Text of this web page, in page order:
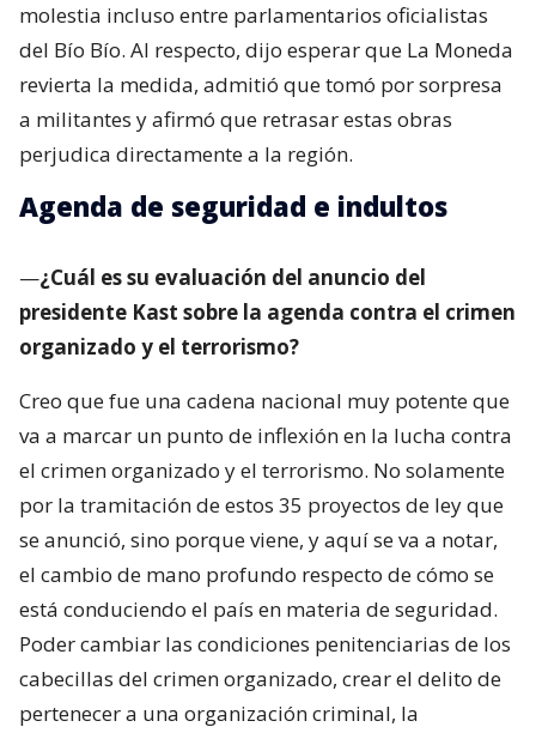
molestia incluso entre parlamentarios oficialistas
del Bío Bío. Al respecto, dijo esperar que La Moneda
revierta la medida, admitió que tomó por sorpresa
a militantes y afirmó que retrasar estas obras
perjudica directamente a la región.
Agenda de seguridad e indultos
—¿Cuál es su evaluación del anuncio del
presidente Kast sobre la agenda contra el crimen
organizado y el terrorismo?
Creo que fue una cadena nacional muy potente que
va a marcar un punto de inflexión en la lucha contra
el crimen organizado y el terrorismo. No solamente
por la tramitación de estos 35 proyectos de ley que
se anunció, sino porque viene, y aquí se va a notar,
el cambio de mano profundo respecto de cómo se
está conduciendo el país en materia de seguridad.
Poder cambiar las condiciones penitenciarias de los
cabecillas del crimen organizado, crear el delito de
pertenecer a una organización criminal, la